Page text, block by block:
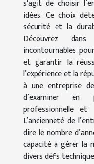
s'agit de choisir
idées. Ce choix
sécurité et la
Découvrez
incontournables
et garantir la
l’expérience et la
à une entreprise
d’examiner en
professionnelle
L’ancienneté de
dire le nombre
capacité à gérer la
divers défis